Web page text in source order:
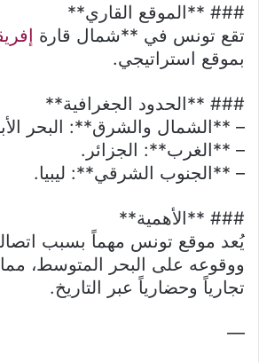
### **الموقع القاري**
تقع تونس في **شمال قارة
بموقع استراتيجي.
### **الحدود الجغرافية**
– **الشمال والشرق**: البحر
– **الغرب**: الجزائر.
– **الجنوب الشرقي**: ليبيا.
### **الأهمية**
يُعد موقع تونس مهماً بسبب
ووقوعه على البحر المتوسط،
تجارياً وحضارياً عبر التاريخ.
—